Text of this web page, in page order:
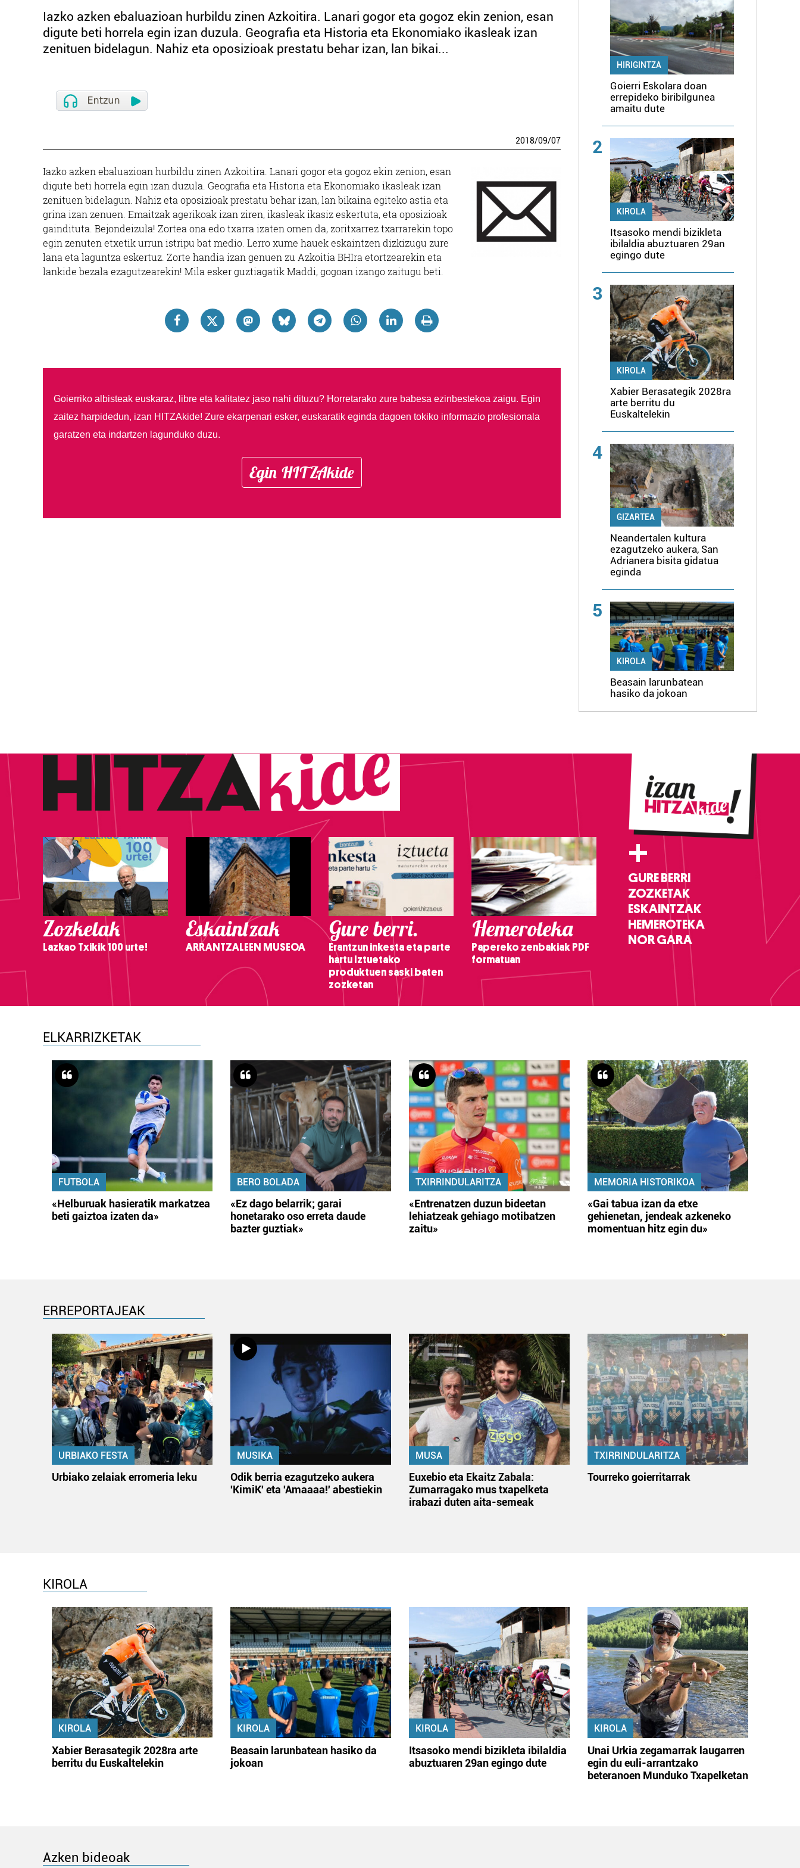
Iazko azken ebaluazioan hurbildu zinen Azkoitira. Lanari gogor eta gogoz ekin zenion, esan
digute beti horrela egin izan duzula. Geografia eta Historia eta Ekonomiako ikasleak izan
zenituen bidelagun. Nahiz eta oposizioak prestatu behar izan, lan bikai...
2018/09/07
Iazko azken ebaluazioan hurbildu zinen Azkoitira. Lanari gogor eta gogoz ekin zenion, esan
digute beti horrela egin izan duzula. Geografia eta Historia eta Ekonomiako ikasleak izan
zenituen bidelagun. Nahiz eta oposizioak prestatu behar izan, lan bikaina egiteko astia eta
grina izan zenuen. Emaitzak agerikoak izan ziren, ikasleak ikasiz eskertuta, eta oposizioak
gaindituta. Bejondeizula! Zortea ona edo txarra izaten omen da, zoritxarrez txarrarekin topo
egin zenuten etxetik urrun istripu bat medio. Lerro xume hauek eskaintzen dizkizugu zure
lana eta laguntza eskertuz. Zorte handia izan genuen zu Azkoitia BHIra etortzearekin eta
lankide bezala ezagutzearekin! Mila esker guztiagatik Maddi, gogoan izango zaitugu beti.
Goierriko albisteak euskaraz, libre eta kalitatez jaso nahi dituzu? Horretarako zure babesa ezinbestekoa zaigu. Egin
zaitez harpidedun, izan HITZAkide! Zure ekarpenari esker, euskaratik eginda dagoen tokiko informazio profesionala
garatzen eta indartzen lagunduko duzu.
Egin HITZAkide
HIRIGINTZA
Goierri Eskolara doan
errepideko biribilgunea
amaitu dute
2
KIROLA
Itsasoko mendi bizikleta
ibilaldia abuztuaren 29an
egingo dute
3
KIROLA
Xabier Berasategik 2028ra
arte berritu du
Euskaltelekin
4
GIZARTEA
Neandertalen kultura
ezagutzeko aukera, San
Adrianera bisita gidatua
eginda
5
KIROLA
Beasain larunbatean
hasiko da jokoan
Zozketak
Lazkao Txikik 100 urte!
Eskaintzak
ARRANTZALEEN MUSEOA
Gure berri.
Erantzun inkesta eta parte
hartu Iztuetako
produktuen saski baten
zozketan
Hemeroteka
Papereko zenbakiak PDF
formatuan
+
GURE BERRI
ZOZKETAK
ESKAINTZAK
HEMEROTEKA
NOR GARA
ELKARRIZKETAK
FUTBOLA
«Helburuak hasieratik markatzea
beti gaiztoa izaten da»
BERO BOLADA
«Ez dago belarrik; garai
honetarako oso erreta daude
bazter guztiak»
TXIRRINDULARITZA
«Entrenatzen duzun bideetan
lehiatzeak gehiago motibatzen
zaitu»
MEMORIA HISTORIKOA
«Gai tabua izan da etxe
gehienetan, jendeak azkeneko
momentuan hitz egin du»
ERREPORTAJEAK
URBIAKO FESTA
Urbiako zelaiak erromeria leku
MUSIKA
Odik berria ezagutzeko aukera
'KimiK' eta 'Amaaaa!' abestiekin
MUSA
Euxebio eta Ekaitz Zabala:
Zumarragako mus txapelketa
irabazi duten aita-semeak
TXIRRINDULARITZA
Tourreko goierritarrak
KIROLA
KIROLA
Xabier Berasategik 2028ra arte
berritu du Euskaltelekin
KIROLA
Beasain larunbatean hasiko da
jokoan
KIROLA
Itsasoko mendi bizikleta ibilaldia
abuztuaren 29an egingo dute
KIROLA
Unai Urkia zegamarrak laugarren
egin du euli-arrantzako
beteranoen Munduko Txapelketan
Azken bideoak